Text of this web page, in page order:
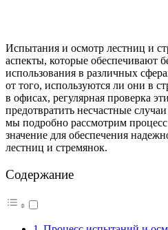
Испытания и осмотр лестниц и
аспекты, которые обеспечивают
использования в различных
от того, используются ли они в
в офисах, регулярная проверка
предотвратить несчастные
мы подробно рассмотрим
значение для обеспечения
лестниц и стремянок.
Содержание